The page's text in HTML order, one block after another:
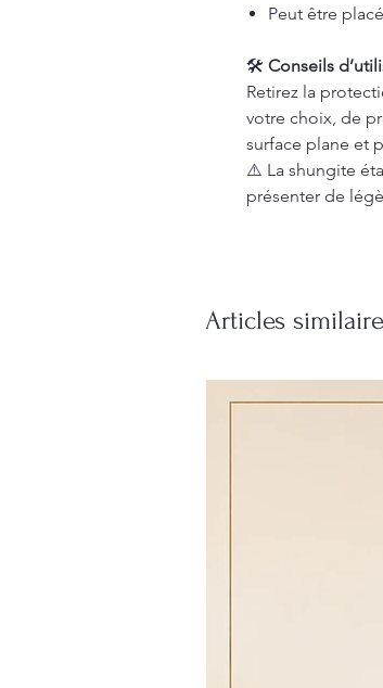
Peut être
🛠️ Conseils
Retirez la
votre choix, de
surface plane et
⚠️ La shungite
présenter de
Articles